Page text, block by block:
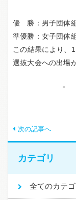
優 勝：男子団体組
準優勝：女子団体
この結果により、
選抜大会への出場
次の記事へ
カテゴリ
全てのカテゴ